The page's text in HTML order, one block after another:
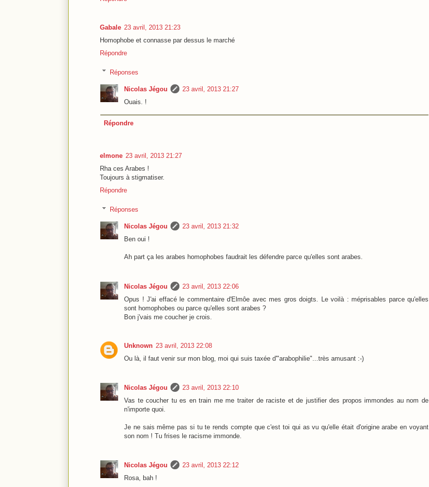
Gabale 23 avril, 2013 21:23
Homophobe et connasse par dessus le marché
Répondre
Réponses
Nicolas Jégou
23 avril, 2013 21:27
Ouais. !
Répondre
elmone 23 avril, 2013 21:27
Rha ces Arabes !
Toujours à stigmatiser.
Répondre
Réponses
Nicolas Jégou
23 avril, 2013 21:32
Ben oui !
Ah part ça les arabes homophobes faudrait les défendre parce qu'elles sont arabes.
Nicolas Jégou
23 avril, 2013 22:06
Opus ! J'ai effacé le commentaire d'Elmôe avec mes gros doigts. Le voilà : méprisables parce qu'elles
sont homophobes ou parce qu'elles sont arabes ?
Bon j'vais me coucher je crois.
Unknown 23 avril, 2013 22:08
Ou là, il faut venir sur mon blog, moi qui suis taxée d'"arabophilie"...très amusant :-)
Nicolas Jégou
23 avril, 2013 22:10
Vas te coucher tu es en train me me traiter de raciste et de justifier des propos immondes au nom de
n'importe quoi.
Je ne sais même pas si tu te rends compte que c'est toi qui as vu qu'elle était d'origine arabe en voyant
son nom ! Tu frises le racisme immonde.
Nicolas Jégou
23 avril, 2013 22:12
Rosa, bah !